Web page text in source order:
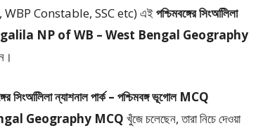
Constable, SSC etc) এইপশ্চিমবঙ্গের সিংঅলিিলা
| Singalila NP of WB – West Bengal Geography
সিংঅলিিলা ন্যাশনাল পার্ক – পশ্চিমবঙ্গ ভূগোল MCQ
Geography MCQ খুঁজে চলেছেন, তারা নিচে দেওয়া